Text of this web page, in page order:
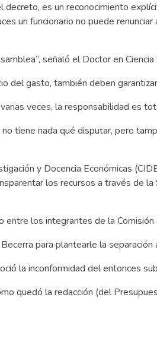
es un reconocimiento
un funcionario no puede
señaló el Doctor en Ciencia
del gasto, también deben
veces, la responsabilidad es
tiene nada qué disputar, pero
y Docencia Económicas
los recursos a través de la
los integrantes de la Comisión
para plantearle la separación
la inconformidad del entonces
quedó la redacción (del